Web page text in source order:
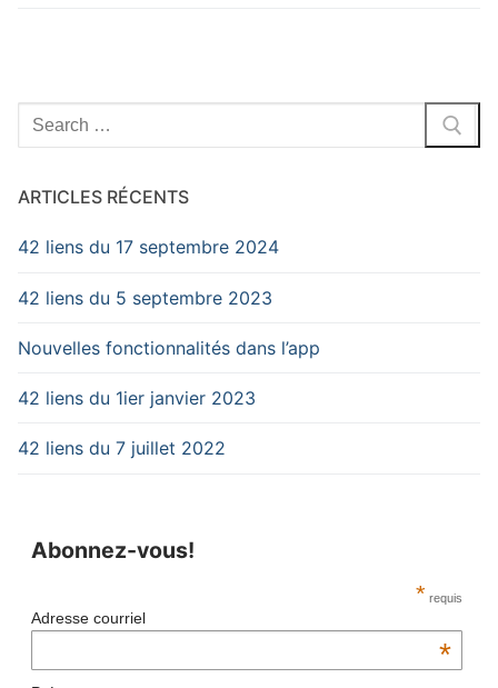
Search
for:
ARTICLES RÉCENTS
42 liens du 17 septembre 2024
42 liens du 5 septembre 2023
Nouvelles fonctionnalités dans l’app
42 liens du 1ier janvier 2023
42 liens du 7 juillet 2022
Abonnez-vous!
* requis
Adresse courriel
*